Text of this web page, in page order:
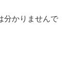
分かりませんで